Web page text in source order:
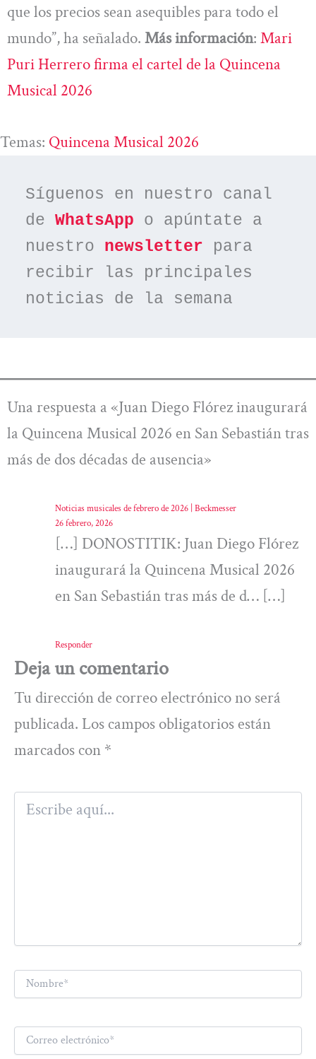
que los precios sean asequibles para todo el
mundo”, ha señalado. Más información: Mari
Puri Herrero firma el cartel de la Quincena
Musical 2026
Temas: Quincena Musical 2026
Síguenos en nuestro canal
de WhatsApp o apúntate a
nuestro newsletter para
recibir las principales
noticias de la semana
Una respuesta a «Juan Diego Flórez inaugurará
la Quincena Musical 2026 en San Sebastián tras
más de dos décadas de ausencia»
Noticias musicales de febrero de 2026 | Beckmesser
26 febrero, 2026
[…] DONOSTITIK: Juan Diego Flórez
inaugurará la Quincena Musical 2026
en San Sebastián tras más de d… […]
Responder
Deja un comentario
Tu dirección de correo electrónico no será
publicada. Los campos obligatorios están
marcados con *
Escribe
aquí...
Nombre*
Correo
electrónico*